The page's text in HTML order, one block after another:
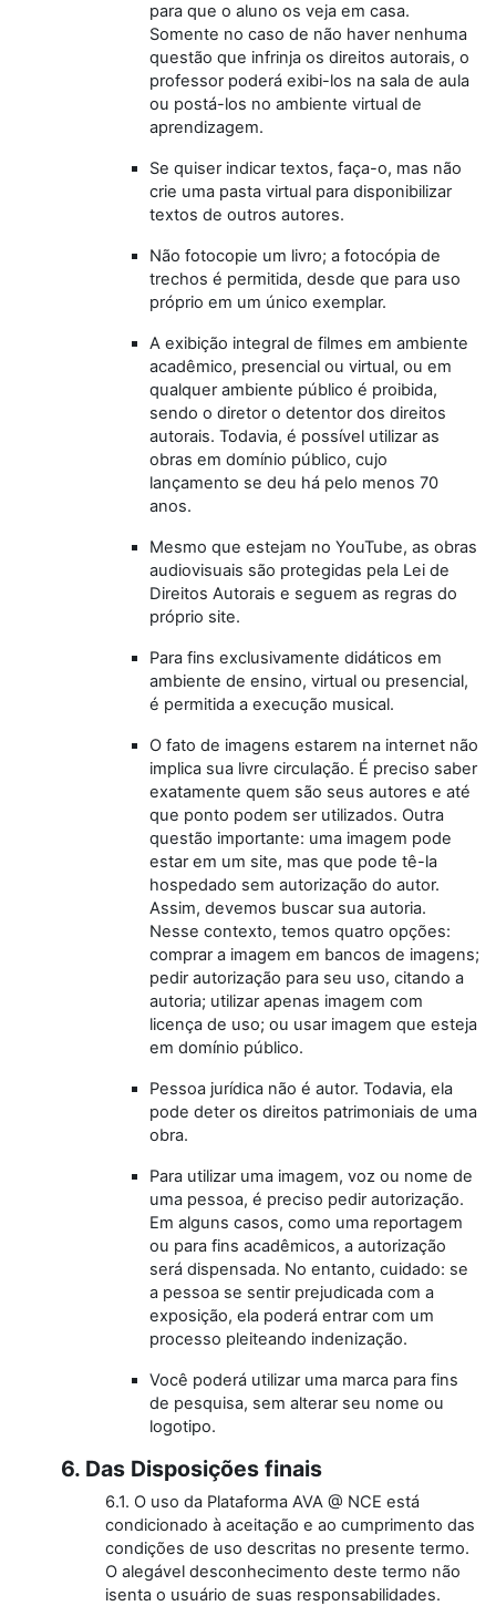
para que o aluno os veja em casa.
Somente no caso de não haver nenhuma
questão que infrinja os direitos autorais, o
professor poderá exibi-los na sala de aula
ou postá-los no ambiente virtual de
aprendizagem.
Se quiser indicar textos, faça-o, mas não
crie uma pasta virtual para disponibilizar
textos de outros autores.
Não fotocopie um livro; a fotocópia de
trechos é permitida, desde que para uso
próprio em um único exemplar.
A exibição integral de filmes em ambiente
acadêmico, presencial ou virtual, ou em
qualquer ambiente público é proibida,
sendo o diretor o detentor dos direitos
autorais. Todavia, é possível utilizar as
obras em domínio público, cujo
lançamento se deu há pelo menos 70
anos.
Mesmo que estejam no YouTube, as obras
audiovisuais são protegidas pela Lei de
Direitos Autorais e seguem as regras do
próprio site.
Para fins exclusivamente didáticos em
ambiente de ensino, virtual ou presencial,
é permitida a execução musical.
O fato de imagens estarem na internet não
implica sua livre circulação. É preciso saber
exatamente quem são seus autores e até
que ponto podem ser utilizados. Outra
questão importante: uma imagem pode
estar em um site, mas que pode tê-la
hospedado sem autorização do autor.
Assim, devemos buscar sua autoria.
Nesse contexto, temos quatro opções:
comprar a imagem em bancos de imagens;
pedir autorização para seu uso, citando a
autoria; utilizar apenas imagem com
licença de uso; ou usar imagem que esteja
em domínio público.
Pessoa jurídica não é autor. Todavia, ela
pode deter os direitos patrimoniais de uma
obra.
Para utilizar uma imagem, voz ou nome de
uma pessoa, é preciso pedir autorização.
Em alguns casos, como uma reportagem
ou para fins acadêmicos, a autorização
será dispensada. No entanto, cuidado: se
a pessoa se sentir prejudicada com a
exposição, ela poderá entrar com um
processo pleiteando indenização.
Você poderá utilizar uma marca para fins
de pesquisa, sem alterar seu nome ou
logotipo.
6. Das Disposições finais
6.1. O uso da Plataforma AVA @ NCE está
condicionado à aceitação e ao cumprimento das
condições de uso descritas no presente termo.
O alegável desconhecimento deste termo não
isenta o usuário de suas responsabilidades.